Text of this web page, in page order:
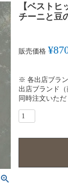
【ベスト
チーニと豆
販売価格 ¥
※ 各出店ブラ
出店ブランド
同時注文いただ